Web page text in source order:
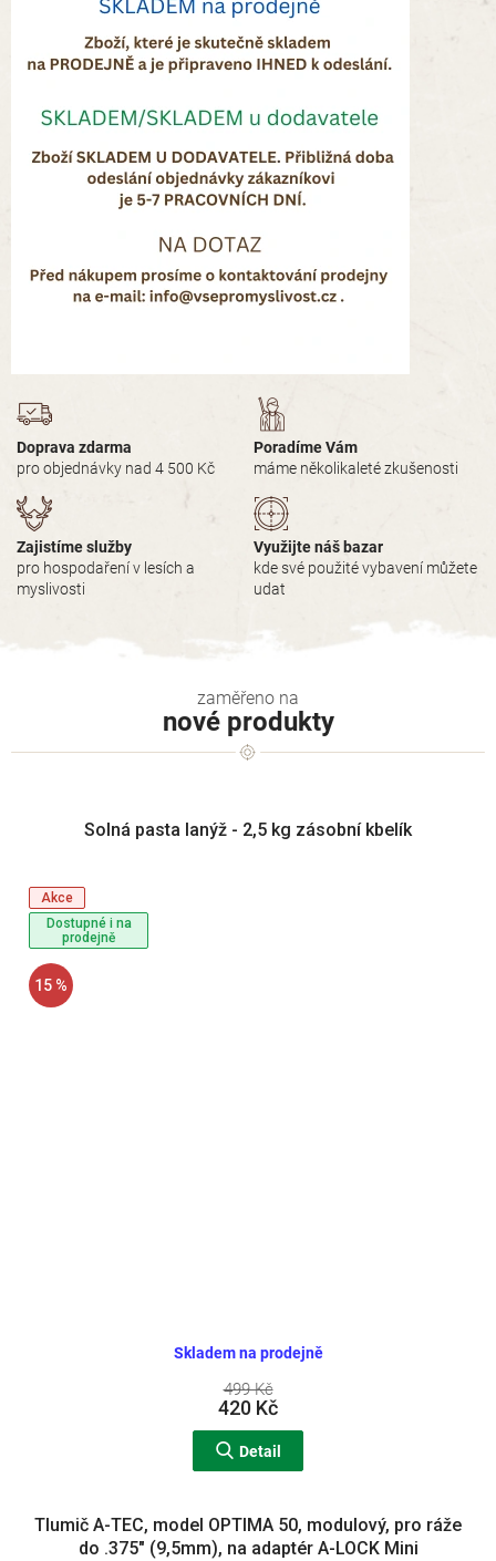
Doprava zdarma
pro objednávky nad 4 500 Kč
Poradíme Vám
máme několikaleté zkušenosti
Zajistíme služby
pro hospodaření v lesích a
myslivosti
Využijte náš bazar
kde své použité vybavení můžete
udat
nové produkty
Akce
Dostupné i na
prodejně
15 %
Solná pasta lanýž - 2,5 kg zásobní kbelík
Skladem na prodejně
499 Kč
420 Kč
Detail
Tlumič A-TEC, model OPTIMA 50, modulový, pro ráže
do .375" (9,5mm), na adaptér A-LOCK Mini